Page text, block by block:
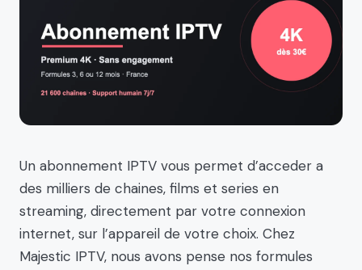
Un abonnement IPTV vous permet d’acceder a
des milliers de chaines, films et series en
streaming, directement par votre connexion
internet, sur l’appareil de votre choix. Chez
Majestic IPTV, nous avons pense nos formules